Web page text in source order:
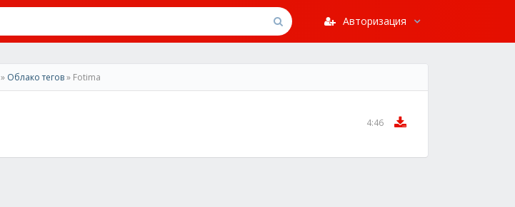
Авторизация
» Облако тегов» Fotima
4:46